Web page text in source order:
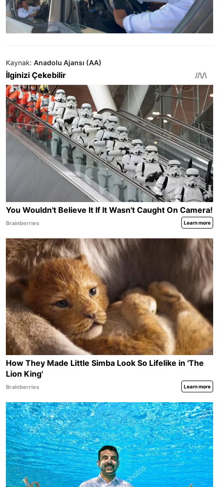
Kaynak: Anadolu Ajansı (AA)